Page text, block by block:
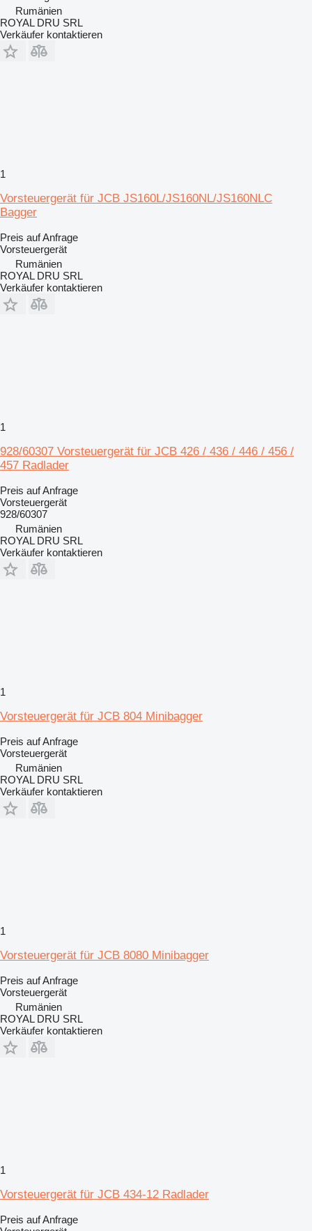
Rumänien
ROYAL DRU SRL
Verkäufer kontaktieren
1
Vorsteuergerät für JCB JS160L/JS160NL/JS160NLC
Bagger
Preis auf Anfrage
Vorsteuergerät
Rumänien
ROYAL DRU SRL
Verkäufer kontaktieren
1
928/60307 Vorsteuergerät für JCB 426 / 436 / 446 / 456 /
457 Radlader
Preis auf Anfrage
Vorsteuergerät
928/60307
Rumänien
ROYAL DRU SRL
Verkäufer kontaktieren
1
Vorsteuergerät für JCB 804 Minibagger
Preis auf Anfrage
Vorsteuergerät
Rumänien
ROYAL DRU SRL
Verkäufer kontaktieren
1
Vorsteuergerät für JCB 8080 Minibagger
Preis auf Anfrage
Vorsteuergerät
Rumänien
ROYAL DRU SRL
Verkäufer kontaktieren
1
Vorsteuergerät für JCB 434-12 Radlader
Preis auf Anfrage